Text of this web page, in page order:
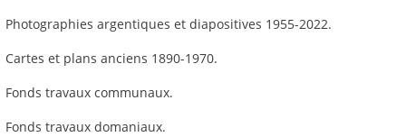
Photographies argentiques et diapositives 1955-2022.
Cartes et plans anciens 1890-1970.
Fonds travaux communaux.
Fonds travaux domaniaux.